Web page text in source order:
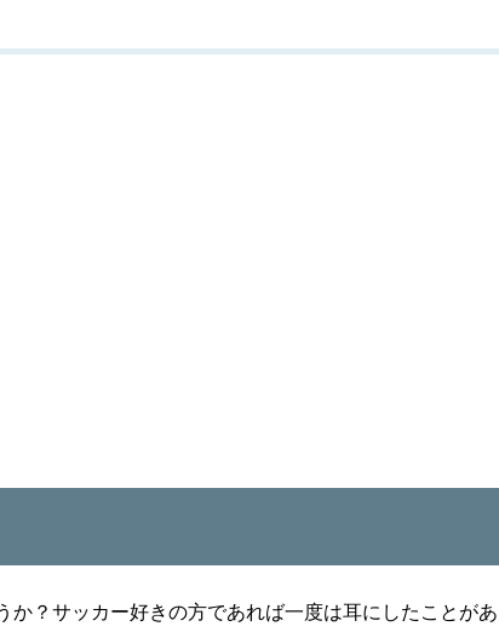
か？サッカー好きの方であれば一度は耳にしたことがあ